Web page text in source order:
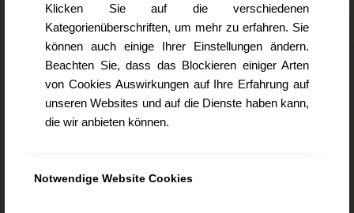
Klicken Sie auf die verschiedenen
Kategorienüberschriften, um mehr zu erfahren. Sie
können auch einige Ihrer Einstellungen ändern.
Beachten Sie, dass das Blockieren einiger Arten
von Cookies Auswirkungen auf Ihre Erfahrung auf
unseren Websites und auf die Dienste haben kann,
die wir anbieten können.
Notwendige Website Cookies
Deserweg 21
94447 Plattling
Mobil 0175 / 38 204 38
Tel. 0 99 31 / 91 25 55
Fax 0 99 31 / 90 63 15
www.logopaedie-plattling.de
info@logopaedie-plattling.de